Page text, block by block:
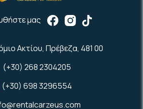
μας
Ακτίου, Πρέβεζα, 481 00
(+30) 268 2304205
(+30) 698 3296554